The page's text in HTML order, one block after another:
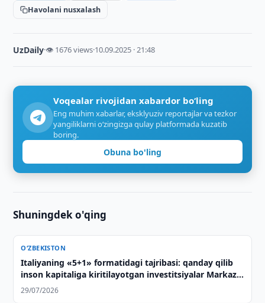
Havolani nusxalash
UzDaily·👁 1676 views·10.09.2025 · 21:48
Voqealar rivojidan xabardor bo‘ling
Eng muhim xabarlar, eksklyuziv reportajlar va tezkor
yangiliklarni o‘zingizga qulay platformada kuzatib
boring.
Obuna bo'ling
Shuningdek o'qing
O‘ZBEKISTON
Italiyaning «5+1» formatidagi tajribasi: qanday qilib
inson kapitaliga kiritilayotgan investitsiyalar Markaziy
Osiyo bilan strategik sheriklikning asosiga
29/07/2026